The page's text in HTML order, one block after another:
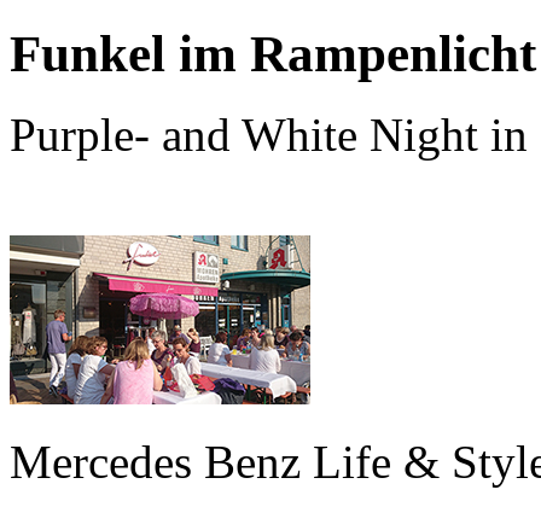
Funkel im Rampenlicht
Purple- and White Night in
Mercedes Benz Life &